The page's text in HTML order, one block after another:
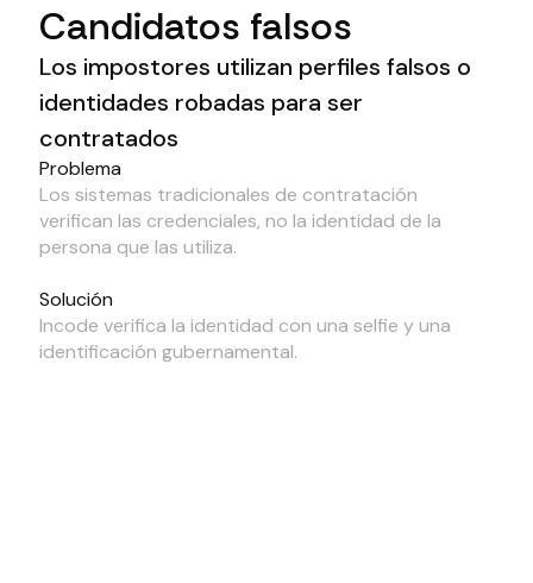
Candidatos falsos
Los impostores utilizan perfiles falsos o
identidades robadas para ser
contratados
Problema
Los sistemas tradicionales de contratación
verifican las credenciales, no la identidad de la
persona que las utiliza.
Solución
Incode verifica la identidad con una selfie y una
identificación gubernamental.